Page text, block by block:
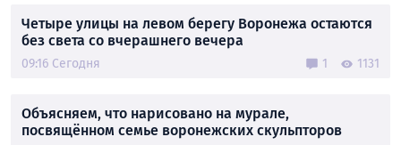
Четыре улицы на левом берегу Воронежа остаются
без света со вчерашнего вечера
09:16 Сегодня 1 1131
Объясняем, что нарисовано на мурале,
посвящённом семье воронежских скульпторов